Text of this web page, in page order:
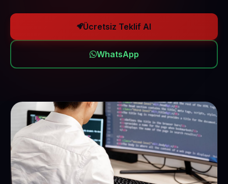
Ücretsiz Teklif Al
WhatsApp